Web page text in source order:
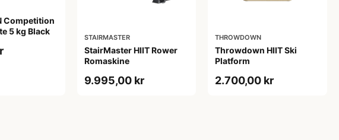
Competition
5 kg Black
STAIRMASTER
StairMaster HIIT Rower
Romaskine
9.995,00 kr
THROWDOWN
Throwdown HIIT Ski
Platform
2.700,00 kr